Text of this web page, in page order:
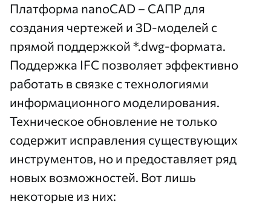
Платформа nanoCAD – САПР для
создания чертежей и 3D-моделей с
прямой поддержкой *.dwg-формата.
Поддержка IFC позволяет эффективно
работать в связке с технологиями
информационного моделирования.
Техническое обновление не только
содержит исправления существующих
инструментов, но и предоставляет ряд
новых возможностей. Вот лишь
некоторые из них: